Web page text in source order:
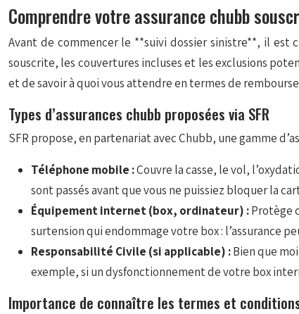
Comprendre votre assurance chubb
Avant de commencer le **suivi dossier sinistre**, il est
souscrite, les couvertures incluses et les exclusions
et de savoir à quoi vous attendre en termes de
Types d’assurances chubb proposées via SFR
SFR propose, en partenariat avec Chubb, une gamme
Téléphone mobile :Couvre la casse, le vol,
sont passés avant que vous ne puissiez bloquer la
Équipement internet (box, ordinateur) :Protège
surtension qui endommage votre box : l’assurance
Responsabilité Civile (si applicable) :Bien que
exemple, si un dysfonctionnement de votre box
Importance de connaître les termes et